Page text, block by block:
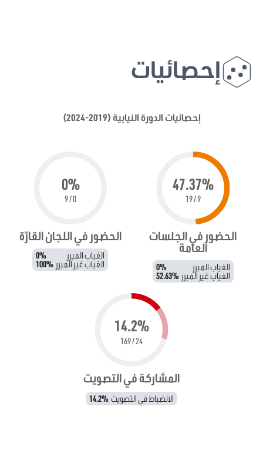
إحصائيات
إحصائيات الدورة النيابية (2019-2024)
47.37%
9 / 19
الحضور في الجلسات
العامة
الغياب المبرر 0%
الغياب غير المبرر 52.63%
0%
0 / 9
الحضور في اللجان القارّة
الغياب المبرر 0%
الغياب غير المبرر 100%
14.2%
24 / 169
المشاركة في التصويت
الانضباط في التصويت 14.2%